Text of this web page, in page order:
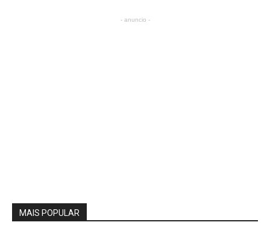
- anuncio -
MAIS POPULAR